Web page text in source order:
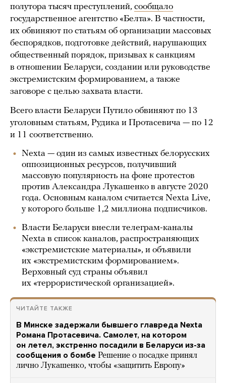
полутора тысяч преступлений, сообщало
государственное агентство «Белта». В частности,
их обвиняют по статьям об организации массовых
беспорядков, подготовке действий, нарушающих
общественный порядок, призывах к санкциям
в отношении Беларуси, создании или руководстве
экстремистским формированием, а также
заговоре с целью захвата власти.
Всего власти Беларуси Путило обвиняют по 13
уголовным статьям, Рудика и Протасевича — по 12
и 11 соответственно.
Nexta — один из самых известных белорусских
оппозиционных ресурсов, получивший
массовую популярность на фоне протестов
против Александра Лукашенко в августе 2020
года. Основным каналом считается Nexta Live,
у которого больше 1,2 миллиона подписчиков.
Власти Беларуси внесли телеграм-каналы
Nexta в список каналов, распространяющих
«экстремистские материалы», и объявили
их «экстремистским формированием».
Верховный суд страны объявил
их «террористической организацией».
ЧИТАЙТЕ ТАКЖЕ
В Минске задержали бывшего главреда Nexta
Романа Протасевича. Самолет, на котором
он летел, экстренно посадили в Беларуси из-за
сообщения о бомбе Решение о посадке принял
лично Лукашенко, чтобы «защитить Европу»